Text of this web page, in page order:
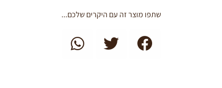
שתפו מוצר זה עם היקרים שלכם...